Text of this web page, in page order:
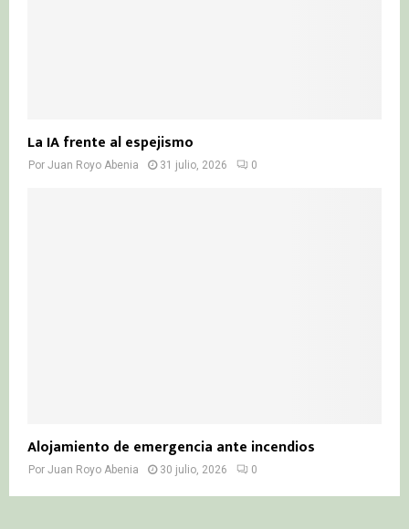
La IA frente al espejismo
Por Juan Royo Abenia 31 julio, 2026 0
Alojamiento de emergencia ante incendios
Por Juan Royo Abenia 30 julio, 2026 0